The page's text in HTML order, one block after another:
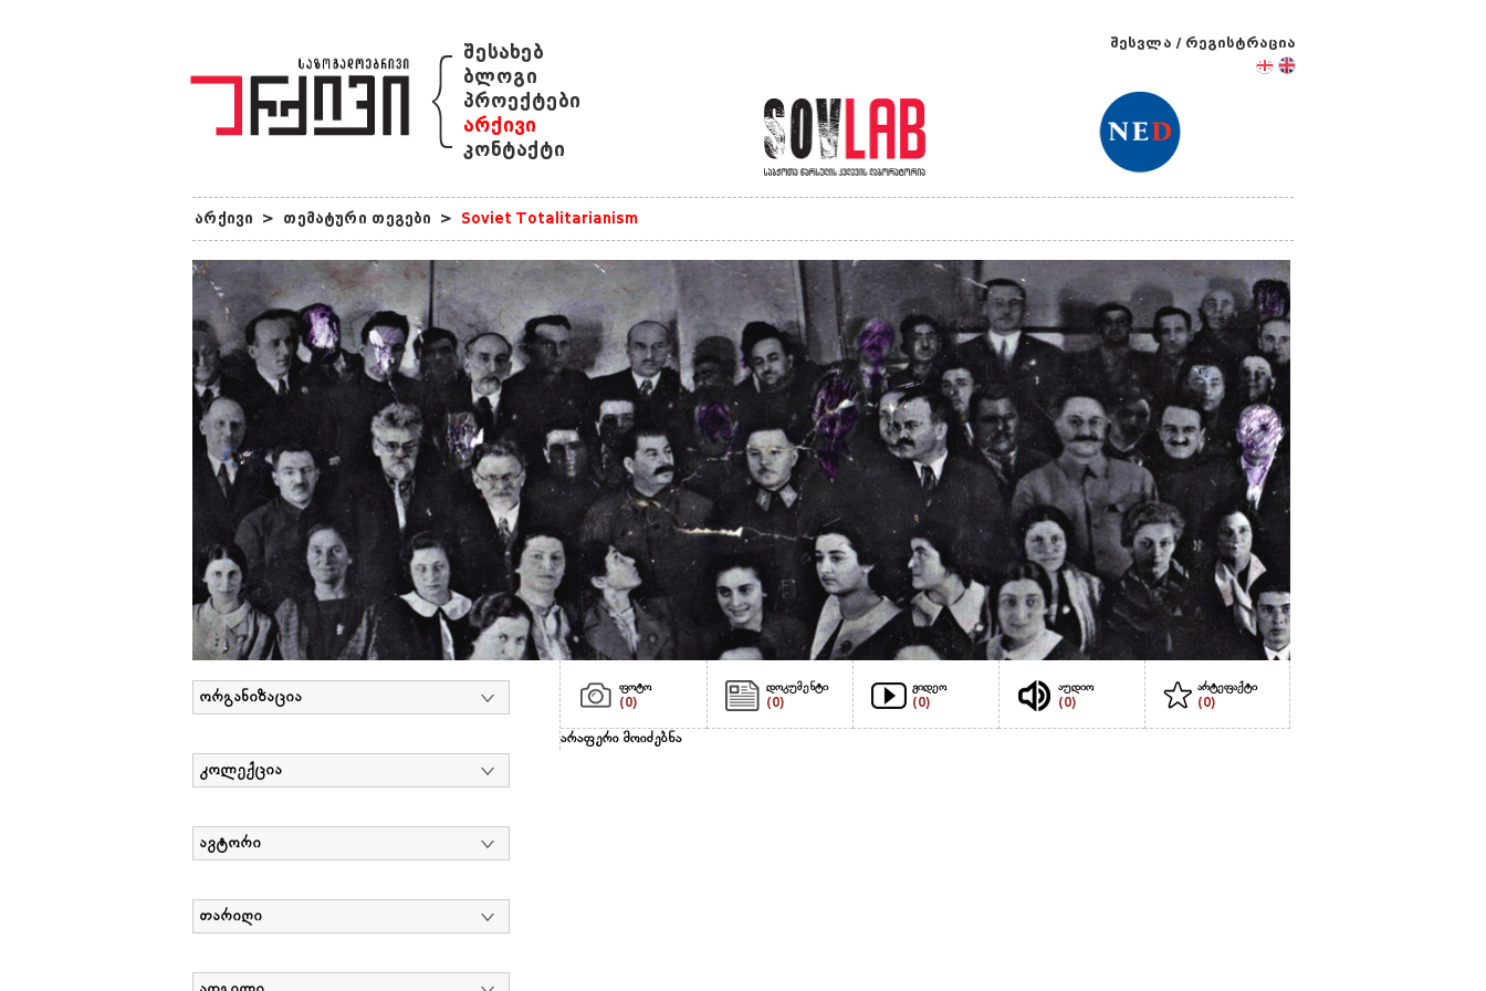
{ შესახებ
ბლოგი
პროექტები
არქივი
კონტაქტი
შესვლა / რეგისტრაცია
არქივი > თემატური თეგები > Soviet Totalitarianism
ორგანიზაცია
კოლექცია
ავტორი
თარიღი
ფოტო
(0)
დოკუმენტი
(0)
ვიდეო
(0)
აუდიო
(0)
არტეფაქტი
(0)
არაფერი მოიძებნა